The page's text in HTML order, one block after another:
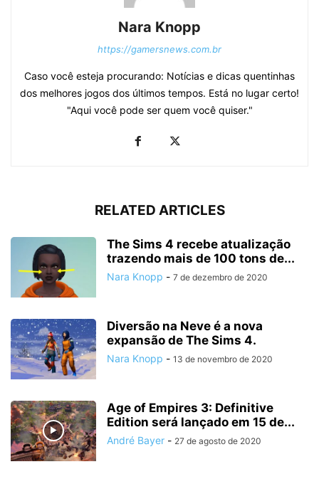
Nara Knopp
https://gamersnews.com.br
Caso você esteja procurando: Notícias e dicas quentinhas
dos melhores jogos dos últimos tempos. Está no lugar certo!
"Aqui você pode ser quem você quiser."
RELATED ARTICLES
The Sims 4 recebe atualização
trazendo mais de 100 tons de...
Nara Knopp - 7 de dezembro de 2020
Diversão na Neve é a nova
expansão de The Sims 4.
Nara Knopp - 13 de novembro de 2020
Age of Empires 3: Definitive
Edition será lançado em 15 de...
André Bayer - 27 de agosto de 2020